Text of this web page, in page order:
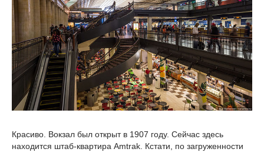
Красиво. Вокзал был открыт в 1907 году. Сейчас здесь
находится штаб-квартира Amtrak. Кстати, по загруженности